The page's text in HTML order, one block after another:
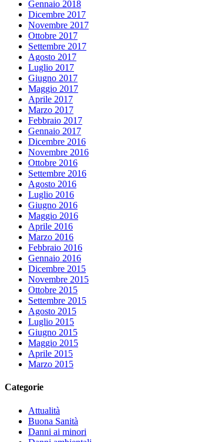
Gennaio 2018
Dicembre 2017
Novembre 2017
Ottobre 2017
Settembre 2017
Agosto 2017
Luglio 2017
Giugno 2017
Maggio 2017
Aprile 2017
Marzo 2017
Febbraio 2017
Gennaio 2017
Dicembre 2016
Novembre 2016
Ottobre 2016
Settembre 2016
Agosto 2016
Luglio 2016
Giugno 2016
Maggio 2016
Aprile 2016
Marzo 2016
Febbraio 2016
Gennaio 2016
Dicembre 2015
Novembre 2015
Ottobre 2015
Settembre 2015
Agosto 2015
Luglio 2015
Giugno 2015
Maggio 2015
Aprile 2015
Marzo 2015
Categorie
Attualità
Buona Sanità
Danni ai minori